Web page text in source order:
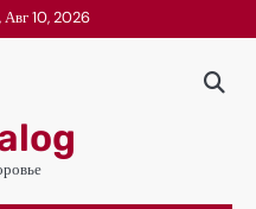
Авг 10, 2026